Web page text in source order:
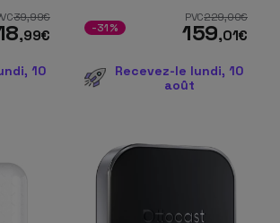
39,99€
,99€
10
PVC229,00€
159,01€
-31%
Recevez-le lundi, 10
août